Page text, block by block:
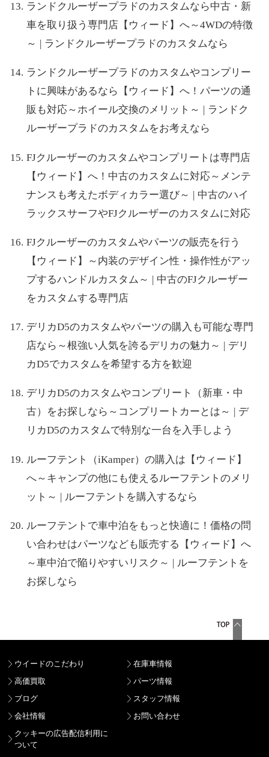
ランドクルーザープラドのカスタムなら中古・新
車を取り扱う専門店【ウィード】へ～4WDの特徴
～ | ランドクルーザープラドのカスタムなら
ランドクルーザープラドのカスタムやコンプリー
トに興味があるなら【ウィード】へ！パーツの通
販も対応～ホイール交換のメリット～ | ランドク
ルーザープラドのカスタムをお考えなら
FJクルーザーのカスタムやコンプリートは専門店
【ウィード】へ！中古のカスタムに対応～メンテ
ナンスも考えたボディカラー選び～ | 中古のハイ
ラックスサーフやFJクルーザーのカスタムに対応
FJクルーザーのカスタムやパーツの販売を行う
【ウィード】～内装のデザイン性・操作性がアッ
プするハンドルカスタム～ | 中古のFJクルーザー
をカスタムする専門店
デリカD5のカスタムやパーツの購入も可能な専門
店なら～根強い人気を誇るデリカの魅力～ | デリ
カD5でカスタムを希望する方を歓迎
デリカD5のカスタムやコンプリート（新車・中
古）をお探しなら～コンプリートカーとは～ | デ
リカD5のカスタムで特別な一台を入手しよう
ルーフテント（iKamper）の購入は【ウィード】
へ～キャンプの他にも使えるルーフテントのメリ
ット～ | ルーフテントを購入するなら
ルーフテントで車中泊をもっと快適に！価格の問
い合わせはパーツなども販売する【ウィード】へ
～車中泊で陥りやすいリスク～ | ルーフテントを
お探しなら
ウイードのこだわり
在庫車情報
高価買取
パーツ情報
ブログ
スタッフ情報
会社情報
お問い合わせ
クッキーの広告配信利用に
ついて